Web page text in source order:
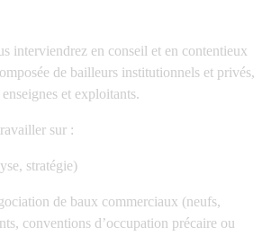
interviendrez en conseil et en contentieux
de bailleurs institutionnels et privés,
et exploitants.
sur :
stratégie)
de baux commerciaux (neufs,
conventions d’occupation précaire ou